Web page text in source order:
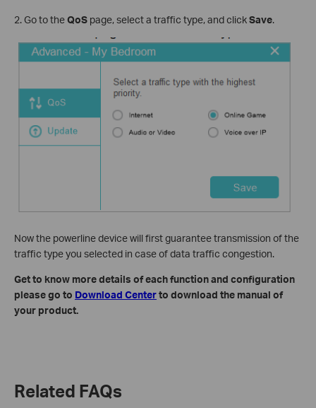
2. Go to theQoS page, select a traffic type, and clickSave.
Now the powerline device will first guarantee transmission of the
traffic type you selected in case of data traffic congestion.
Get to know more details of each function and configuration
please go to Download Centerto download the manual of
your product.
Related FAQs